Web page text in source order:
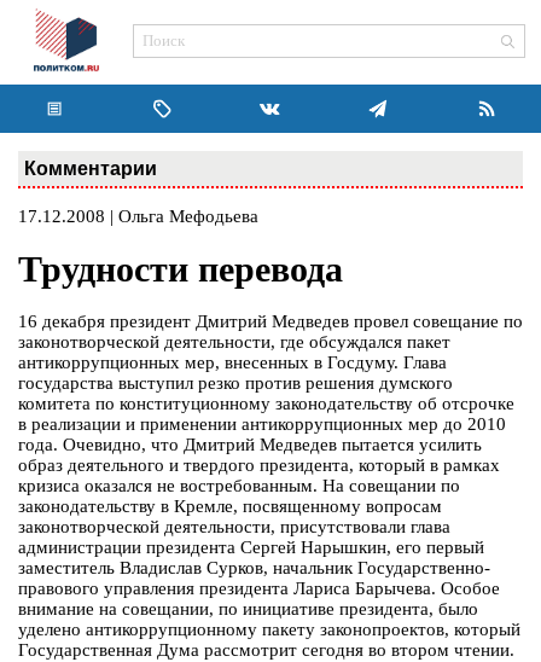
Комментарии
17.12.2008 | Ольга Мефодьева
Трудности перевода
16 декабря президент Дмитрий Медведев провел совещание по
законотворческой деятельности, где обсуждался пакет
антикоррупционных мер, внесенных в Госдуму. Глава
государства выступил резко против решения думского
комитета по конституционному законодательству об отсрочке
в реализации и применении антикоррупционных мер до 2010
года. Очевидно, что Дмитрий Медведев пытается усилить
образ деятельного и твердого президента, который в рамках
кризиса оказался не востребованным. На совещании по
законодательству в Кремле, посвященному вопросам
законотворческой деятельности, присутствовали глава
администрации президента Сергей Нарышкин, его первый
заместитель Владислав Сурков, начальник Государственно-
правового управления президента Лариса Барычева. Особое
внимание на совещании, по инициативе президента, было
уделено антикоррупционному пакету законопроектов, который
Государственная Дума рассмотрит сегодня во втором чтении.